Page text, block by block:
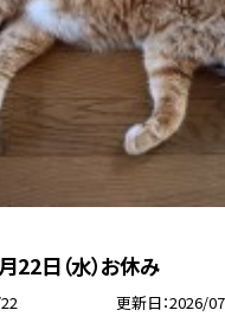
22日（水）お休み
更新日 2026/